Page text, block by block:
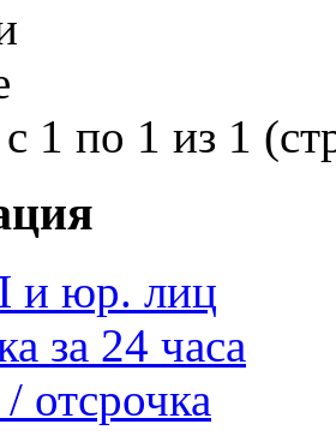
1 по 1 из 1
и юр. лиц
за 24 часа
отсрочка